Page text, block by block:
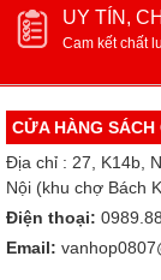
UY TÍN,
Cam kết chất
CỬA HÀNG SÁCH
Địa chỉ : 27, K14b,
Nội (khu chợ Bách
Điện thoại:
Email: